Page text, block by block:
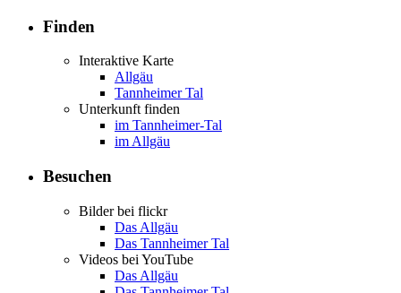
Finden
Interaktive Karte
Allgäu
Tannheimer Tal
Unterkunft finden
im Tannheimer-Tal
im Allgäu
Besuchen
Bilder bei flickr
Das Allgäu
Das Tannheimer Tal
Videos bei YouTube
Das Allgäu